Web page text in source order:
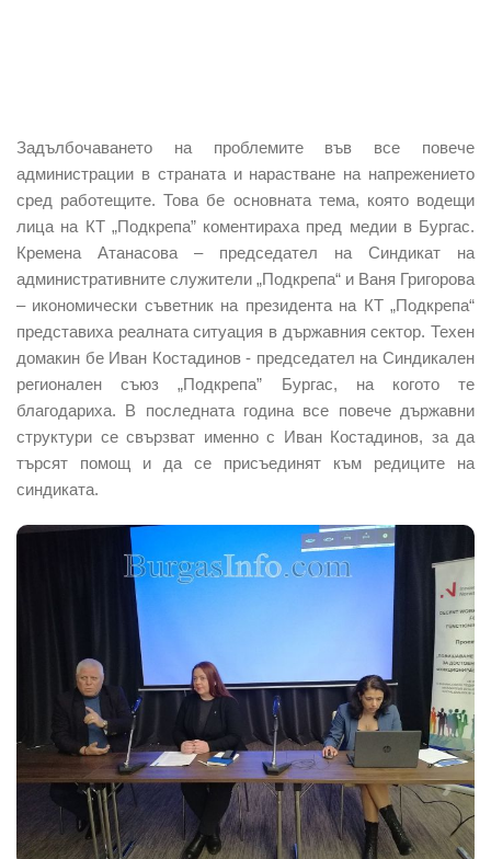
Задълбочаването на проблемите във все повече
администрации в страната и нарастване на напрежението
сред работещите. Това бе основната тема, която водещи
лица на КТ „Подкрепа” коментираха пред медии в Бургас.
Кремена Атанасова – председател на Синдикат на
административните служители „Подкрепа“ и Ваня Григорова
– икономически съветник на президента на КТ „Подкрепа“
представиха реалната ситуация в държавния сектор. Техен
домакин бе Иван Костадинов - председател на Синдикален
регионален съюз „Подкрепа” Бургас, на когото те
благодариха. В последната година все повече държавни
структури се свързват именно с Иван Костадинов, за да
търсят помощ и да се присъединят към редиците на
синдиката.